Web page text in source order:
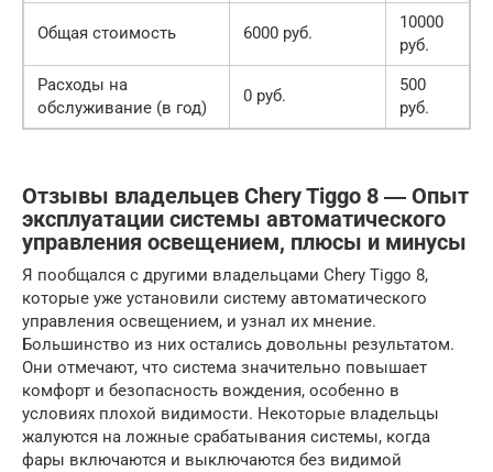
Общая стоимость 6000 руб.
10000
руб.
Расходы на
обслуживание (в год)
0 руб.
500
руб.
Отзывы владельцев Chery Tiggo 8 ― Опыт
эксплуатации системы автоматического
управления освещением, плюсы и минусы
Я пообщался с другими владельцами Chery Tiggo 8,
которые уже установили систему автоматического
управления освещением, и узнал их мнение.
Большинство из них остались довольны результатом.
Они отмечают, что система значительно повышает
комфорт и безопасность вождения, особенно в
условиях плохой видимости. Некоторые владельцы
жалуются на ложные срабатывания системы, когда
фары включаются и выключаются без видимой